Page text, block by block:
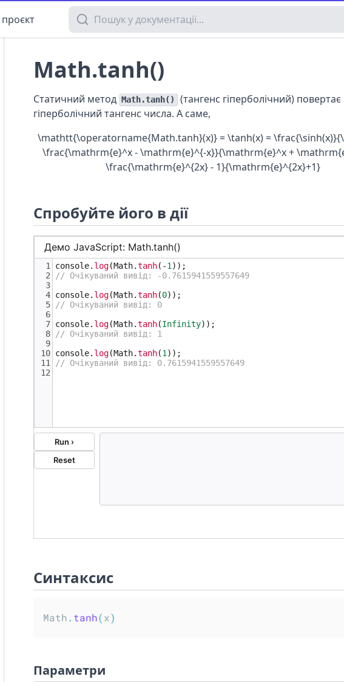
Пошук у документації
Math.tanh()
Статичний метод Math.tanh()
(тангенс гіперболічний) повертає
гіперболічний тангенс числа. А саме,
\mathtt{\operatorname{Math.tanh}(x)} = \tanh(x) =
\frac{\mathrm{e}^x - \mathrm{e}^{-x}}{\mathrm{e}^x +
\frac{\mathrm{e}^{2x} - 1}{\mathrm{e}^{2x}+1}
Спробуйте його в дії
Синтаксис
Math . tanh(x)
Параметри